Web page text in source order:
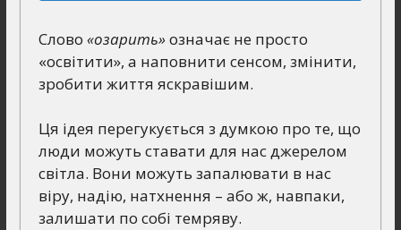
Слово «озарить»означає не просто
«освітити», а наповнити сенсом, змінити,
зробити життя яскравішим.
Ця ідея перегукується з думкою про те, що
люди можуть ставати для нас джерелом
світла. Вони можуть запалювати в нас
віру, надію, натхнення – або ж, навпаки,
залишати по собі темряву.